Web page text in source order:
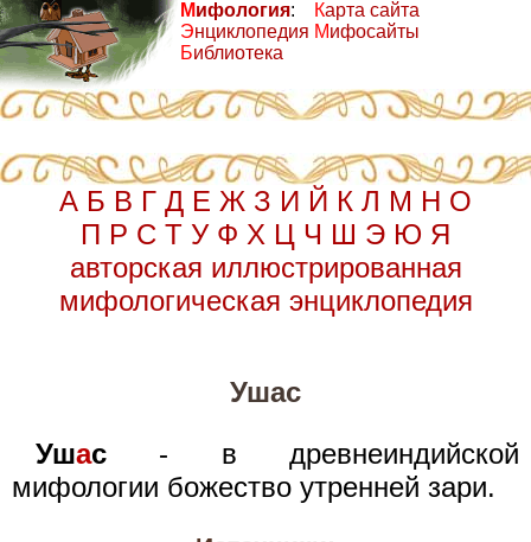
Мифология:
Энциклопедия
Библиотека
Карта сайта
Мифосайты
А Б В Г Д Е Ж З И Й К Л М Н О
П Р С Т У Ф Х Ц Ч Ш Э Ю Я
авторская иллюстрированная
мифологическая энциклопедия
Ушас
Ушас - в древнеиндийской
мифологии божество утренней зари.